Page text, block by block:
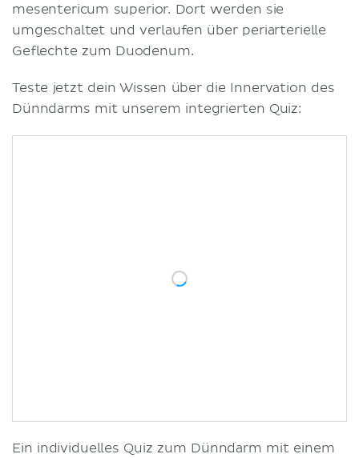
mesentericum superior. Dort werden sie
umgeschaltet und verlaufen über periarterielle
Geflechte zum Duodenum.
Teste jetzt dein Wissen über die Innervation des
Dünndarms mit unserem integrierten Quiz:
Ein individuelles Quiz zum Dünndarm mit einem